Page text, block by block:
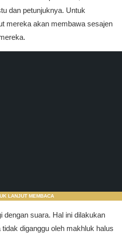
dan petunjuknya. Untuk
mereka akan membawa sesajen
LANJUT MEMBACA
dengan suara. Hal ini dilakukan
diganggu oleh makhluk halus